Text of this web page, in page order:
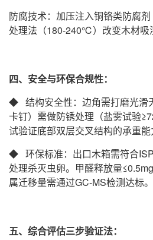
防腐技术‌：加压注入铜铬类防腐
处理法（180-240℃）改变木材吸
四、安全与环保合规性：
◆ 结构安全性‌：边角需打磨光滑
卡钉）需做防锈处理（盐雾试验
试验证底部双层交叉结构的承重能
◆ 环保标准‌：出口木箱需符合
处理杀灭虫卵‌。甲醛释放量
属迁移量需通过GC-MS检测达标‌。
五、综合评估三步验证法‌：